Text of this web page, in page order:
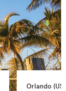
Orlando (US)